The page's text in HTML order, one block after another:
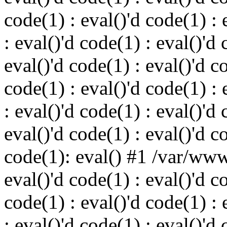
code(1) : eval()'d code(1) :
: eval()'d code(1) : eval()'d
eval()'d code(1) : eval()'d
code(1) : eval()'d code(1) :
: eval()'d code(1) : eval()'d
eval()'d code(1) : eval()'d
code(1): eval() #1 /var/
eval()'d code(1) : eval()'d
code(1) : eval()'d code(1) :